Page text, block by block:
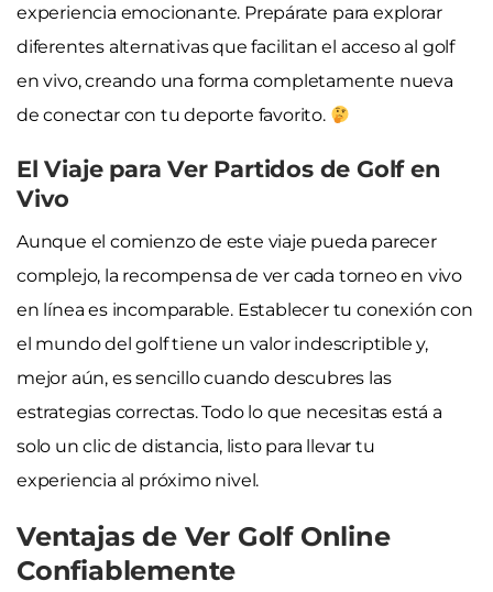
experiencia emocionante. Prepárate para explorar
diferentes alternativas que facilitan el acceso al golf
en vivo, creando una forma completamente nueva
de conectar con tu deporte favorito.
El Viaje para Ver Partidos de Golf en
Vivo
Aunque el comienzo de este viaje pueda parecer
complejo, la recompensa de ver cada torneo en vivo
en línea es incomparable. Establecer tu conexión con
el mundo del golf tiene un valor indescriptible y,
mejor aún, es sencillo cuando descubres las
estrategias correctas. Todo lo que necesitas está a
solo un clic de distancia, listo para llevar tu
experiencia al próximo nivel.
Ventajas de Ver Golf Online
Confiablemente